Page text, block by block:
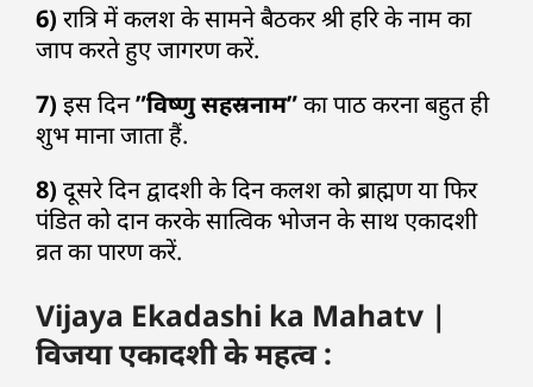
6) रात्रि में कलश के सामने बैठकर श्री हरि के नाम का
जाप करते हुए जागरण करें.
7) इस दिन”विष्णु सहस्रनाम”का पाठ करना बहुत ही
शुभ माना जाता हैं.
8) दूसरे दिन द्वादशी के दिन कलश को ब्राह्मण या फिर
पंडित को दान करके सात्विक भोजन के साथ एकादशी
व्रत का पारण करें.
Vijaya Ekadashi ka Mahatv |
विजया एकादशी के महत्व :